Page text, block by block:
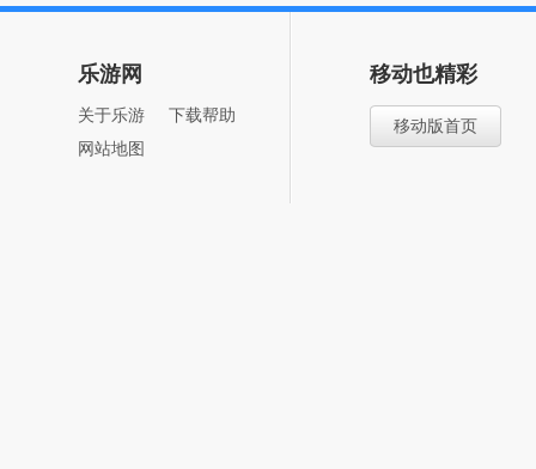
乐游网
关于乐游
下载帮助
网站地图
移动也精彩
移动版首页